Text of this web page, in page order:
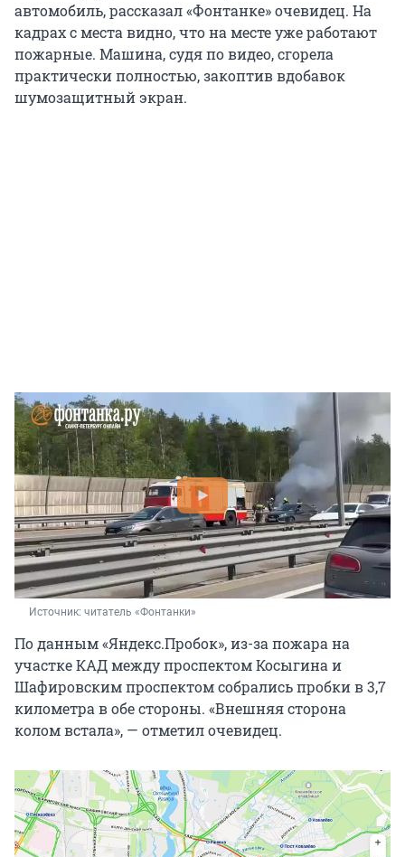
автомобиль, рассказал «Фонтанке» очевидец. На
кадрах с места видно, что на месте уже работают
пожарные. Машина, судя по видео, сгорела
практически полностью, закоптив вдобавок
шумозащитный экран.
Источник: читатель «Фонтанки»
По данным «Яндекс.Пробок», из-за пожара на
участке КАД между проспектом Косыгина и
Шафировским проспектом собрались пробки в 3,7
километра в обе стороны. «Внешняя сторона
колом встала», — отметил очевидец.